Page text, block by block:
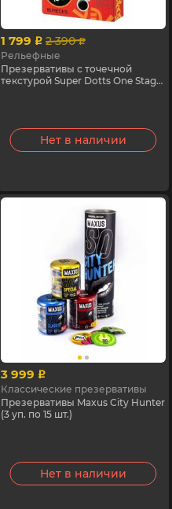
1 799 p 2 390 p
Рельефные
Презервативы с точечной
текстурой Super Dotts One Stage
Нет в наличии
3 999 p
Классические презервативы
Презервативы Maxus City Hunter
(3 уп. по 15 шт.)
Нет в наличии